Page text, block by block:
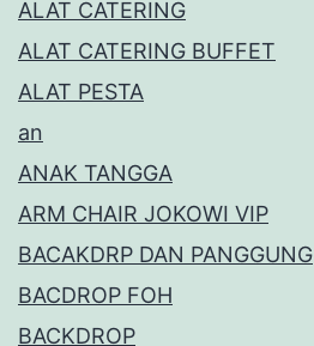
ALAT CATERING
ALAT CATERING BUFFET
ALAT PESTA
an
ANAK TANGGA
ARM CHAIR JOKOWI VIP
BACAKDRP DAN PANGGUNG
BACDROP FOH
BACKDROP